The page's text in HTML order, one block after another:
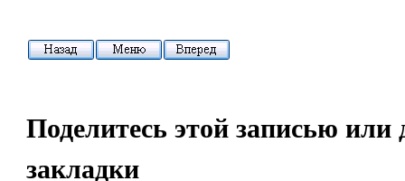
Поделитесь этой записью или
закладки